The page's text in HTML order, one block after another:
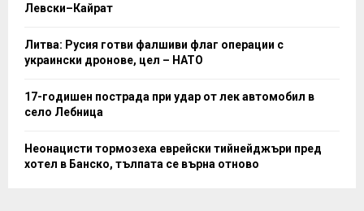
Левски–Кайрат
Литва: Русия готви фалшиви флаг операции с
украински дронове, цел – НАТО
17-годишен пострада при удар от лек автомобил в
село Лебница
Неонацисти тормозеха еврейски тийнейджъри пред
хотел в Банско, тълпата се върна отново